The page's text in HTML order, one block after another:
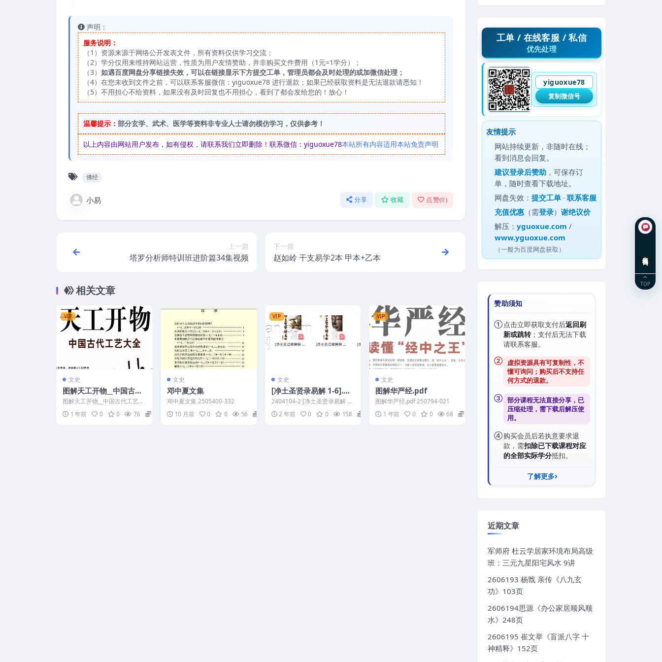
声明：
服务说明：
（1）资源来源于网络公开发表文件，所有资料仅供学习交流；
（2）学分仅用来维持网站运营，性质为用户友情赞助，并非购买文件费用（1元=1学分）；
（3） 如遇百度网盘分享链接失效，可以在链接显示下方提交工单，管理员都会及时处理的或加微信处理；
（4）在您未收到文件之前，可以联系客服微信：yiguoxue78 进行退款；如果已经获取资料是无法退款请悉知！
（5）不用担心不给资料，如果没有及时回复也不用担心，看到了都会发给您的！放心！
温馨提示： 部分玄学、武术、医学等资料非专业人士请勿模仿学习，仅供参考！
以上内容由网站用户发布，如有侵权，请联系我们立即删除！联系微信：yiguoxue78本站所有内容适用本站免责声明
佛经
小易 分享 收藏 点赞(0)
上一篇
塔罗分析师特训班进阶篇34集视频
下一篇
赵如岭 干支易学2本 甲本+乙本
相关文章
VIP
文史
图解天工开物__中国古代
工艺大全.pdf
图解天工开物__中国古代工艺大
全.pdf 250795-014
1 年前 0 0 76
文史
邓中夏文集
邓中夏文集 2505400-332
10 月前
0 0 56
VIP
文史
[净土圣贤录易解 1-6].慧
律法师讲述者
2404104-2 [净土圣贤录易解 1].
慧律法师讲述者.繁体版.pdf
[净...2 年前 0 0 158
VIP
文史
图解华严经.pdf
图解华严经.pdf 250794-021
1 年前
0 0 68
工单 / 在线客服 / 私信
优先处理
yiguoxue78
复制微信号
友情提示
网站持续更新，非随时在线；
看到消息会回复。
建议登录后赞助 ，可保存订
单，随时查看下载地址。
网盘失效：提交工单 ·联系客服
充值优惠 （需登录）谢绝议价
解压：yguoxue.com /
www.yguoxue.com
（一般为百度网盘获取）
赞助须知
①点击立即获取支付后返回刷
新或跳转；支付后无法下载
请联系客服。
②
虚拟资源具有可复制性，不
懂可询问；购买后不支持任
何方式的退款。
③ 部分课程无法直接分享，已
压缩处理，需下载后解压使
用。
④购买会员后若执意要求退
款，需扣除已下载课程对应
的全部实际学分抵扣。
了解更多
近期文章
军师府 杜云学居家环境布局高级
班：三元九星阳宅风水 9讲
2606193 杨戬 亲传《八九玄
功》103页
2606194思源《办公家居顺风顺
水》248页
2606195 崔文举《盲派八字 十
神精释》152页
TOP